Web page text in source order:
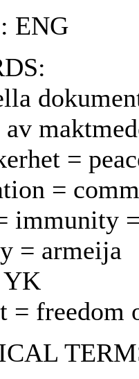
ENG
=
=
immunity
= armeija
YK
= freedom